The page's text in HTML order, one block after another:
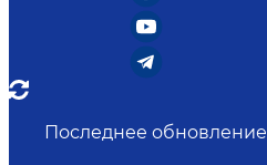
Последнее обновление